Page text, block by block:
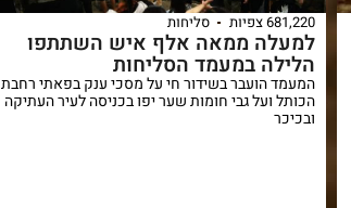
681,220 צפיות סליחות
למעלה ממאה אלף איש השתתפו
הלילה במעמד הסליחות
המעמד הועבר בשידור חי על מסכי ענק בפאתי רחבת
הכותל ועל גבי חומות שער יפו בכניסה לעיר העתיקה
ובכיכר